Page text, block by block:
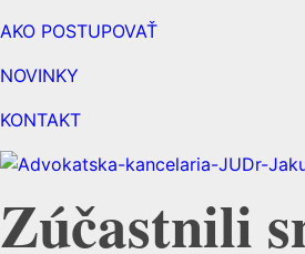
AKO POSTUPOVAŤ
NOVINKY
KONTAKT
Zúčastnili